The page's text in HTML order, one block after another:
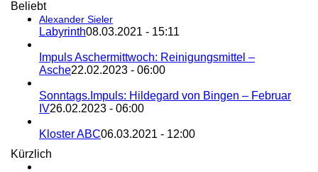
Beliebt
Alexander Sieler
Labyrinth08.03.2021 - 15:11
Impuls Aschermittwoch: Reinigungsmittel –
Asche22.02.2023 - 06:00
Sonntags.Impuls: Hildegard von Bingen – Februar
IV26.02.2023 - 06:00
Kloster ABC06.03.2021 - 12:00
Kürzlich